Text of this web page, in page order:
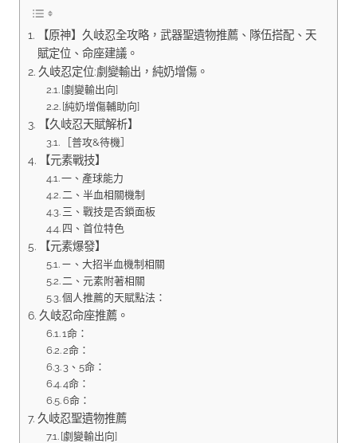
【原神】久岐忍全攻略，武器聖遺物推薦、隊伍搭配、天
賦定位、命座建議。
久岐忍定位:劇變輸出，純奶增傷。
[劇變輸出向]
[純奶增傷輔助向]
【久岐忍天賦解析】
［普攻&待機］
【元素戰技】
一、產球能力
二、半血相關機制
三、戰技是否鎖面板
四、首位特色
【元素爆發】
ㄧ、大招半血機制相關
二、元素附著相關
個人推薦的天賦點法：
久岐忍命座推薦。
1命：
2命：
3、5命：
4命：
6命：
久岐忍聖遺物推薦
[劇變輸出向]